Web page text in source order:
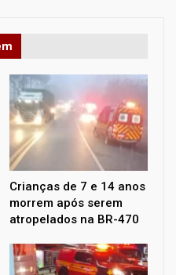
Crianças de 7 e 14 anos
morrem após serem
atropelados na BR-470